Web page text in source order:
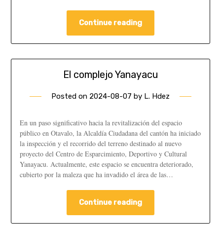
Continue reading
El complejo Yanayacu
Posted on 2024-08-07 by L. Hdez
En un paso significativo hacia la revitalización del espacio
público en Otavalo, la Alcaldía Ciudadana del cantón ha iniciado
la inspección y el recorrido del terreno destinado al nuevo
proyecto del Centro de Esparcimiento, Deportivo y Cultural
Yanayacu. Actualmente, este espacio se encuentra deteriorado,
cubierto por la maleza que ha invadido el área de las…
Continue reading